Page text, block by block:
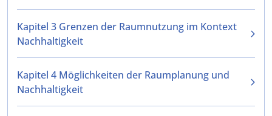
Kapitel 3 Grenzen der Raumnutzung im Kontext
Nachhaltigkeit
Kapitel 4 Möglichkeiten der Raumplanung und
Nachhaltigkeit